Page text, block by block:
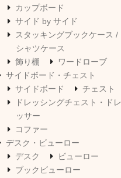
カップボード
サイド by サイド
スタッキングブックケース /
シャツケース
飾り棚
ワードローブ
サイドボード・チェスト
サイドボード
チェスト
ドレッシングチェスト・ドレ
ッサー
コファー
デスク・ビューロー
デスク
ビューロー
ブックビューロー